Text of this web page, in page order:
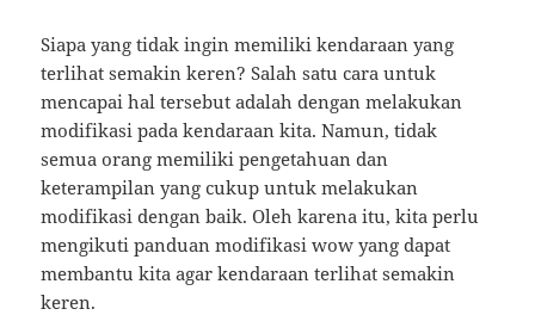
Siapa yang tidak ingin memiliki kendaraan yang
terlihat semakin keren? Salah satu cara untuk
mencapai hal tersebut adalah dengan melakukan
modifikasi pada kendaraan kita. Namun, tidak
semua orang memiliki pengetahuan dan
keterampilan yang cukup untuk melakukan
modifikasi dengan baik. Oleh karena itu, kita perlu
mengikuti panduan modifikasi wow yang dapat
membantu kita agar kendaraan terlihat semakin
keren.